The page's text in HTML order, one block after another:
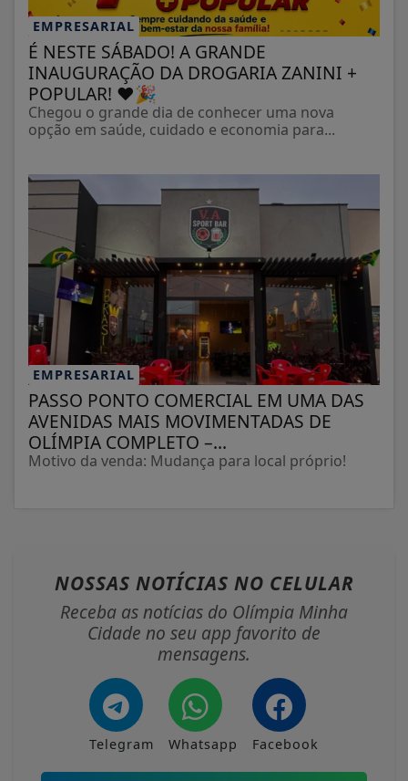
EMPRESARIAL
É NESTE SÁBADO! A GRANDE
INAUGURAÇÃO DA DROGARIA ZANINI +
POPULAR! ❤️🎉
Chegou o grande dia de conhecer uma nova
opção em saúde, cuidado e economia para...
EMPRESARIAL
PASSO PONTO COMERCIAL EM UMA DAS
AVENIDAS MAIS MOVIMENTADAS DE
OLÍMPIA COMPLETO –...
Motivo da venda: Mudança para local próprio!
NOSSAS NOTÍCIAS NO CELULAR
Receba as notícias do Olímpia Minha
Cidade no seu app favorito de
mensagens.
Telegram Whatsapp Facebook